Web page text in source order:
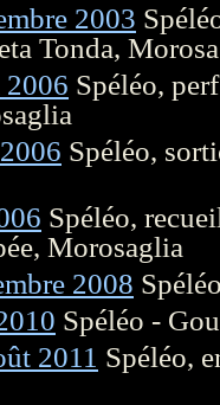
2003
Tonda,
2006 Spéléo,
Spéléo,
Spéléo,
Morosaglia
2008
Spéléo -
2011 Spéléo,